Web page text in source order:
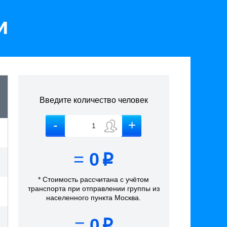
Введите количество человек
= 0 p
* Стоимость рассчитанас учётом
транспорта при отправлении группы из
населенного пункта Москва